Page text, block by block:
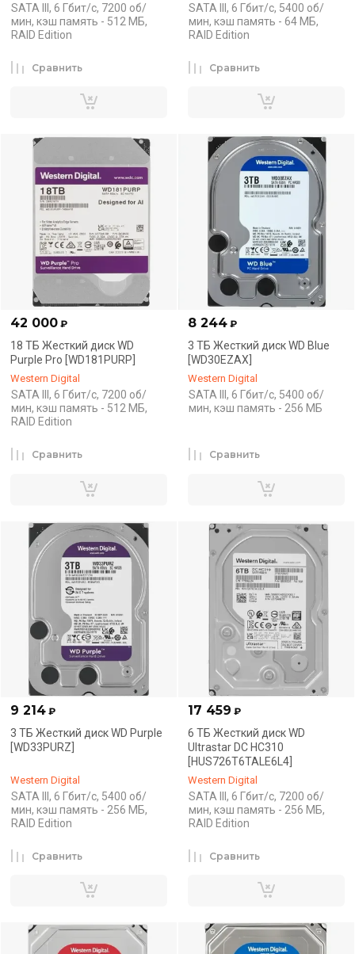
SATA III, 6 Гбит/с, 7200 об/
мин, кэш память - 512 МБ,
RAID Edition
Сравнить
SATA III, 6 Гбит/с, 5400 об/
мин, кэш память - 64 МБ,
RAID Edition
Сравнить
42 000 ₽
18 ТБ Жесткий диск WD
Purple Pro [WD181PURP]
Western Digital
SATA III, 6 Гбит/с, 7200 об/
мин, кэш память - 512 МБ,
RAID Edition
Сравнить
8 244 ₽
3 ТБ Жесткий диск WD Blue
[WD30EZAX]
Western Digital
SATA III, 6 Гбит/с, 5400 об/
мин, кэш память - 256 МБ
Сравнить
9 214 ₽
3 ТБ Жесткий диск WD Purple
[WD33PURZ]
Western Digital
SATA III, 6 Гбит/с, 5400 об/
мин, кэш память - 256 МБ,
RAID Edition
Сравнить
17 459 ₽
6 ТБ Жесткий диск WD
Ultrastar DC HC310
[HUS726T6TALE6L4]
Western Digital
SATA III, 6 Гбит/с, 7200 об/
мин, кэш память - 256 МБ,
RAID Edition
Сравнить